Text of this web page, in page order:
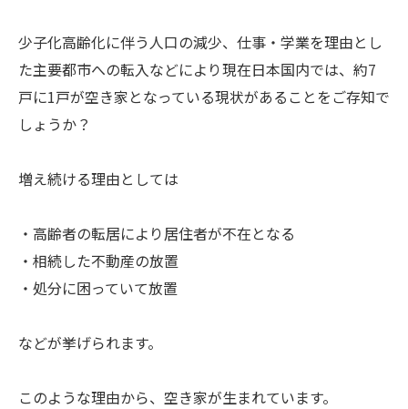
少子化高齢化に伴う人口の減少、仕事・学業を理由とし
た主要都市への転入などにより現在日本国内では、約7
戸に1戸が空き家となっている現状があることをご存知で
しょうか？
増え続ける理由としては
・高齢者の転居により居住者が不在となる
・相続した不動産の放置
・処分に困っていて放置
などが挙げられます。
このような理由から、空き家が生まれています。